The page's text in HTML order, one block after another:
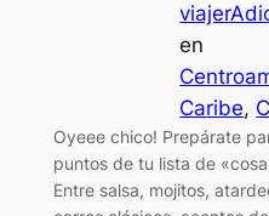
en
Caribe,
Oyeee chico! Prepárate
puntos de tu lista de
Entre salsa, mojitos,